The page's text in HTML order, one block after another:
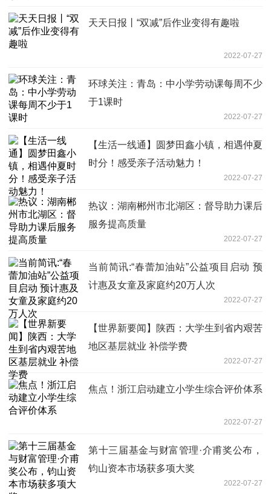
天天日报丨“双减”后作业变得有趣啦
2022-07-27
环球关注：青岛：中小学劳动课每周不少
于1课时
2022-07-27
【生活一线通】圆梦田鑫小镇，相遇仲夏
时分！感受亲子活动魅力！
2022-07-27
热议：湖南郴州市北湖区：督导助力课后
服务提高质量
2022-07-27
当前简讯:“春蕾加油站”公益项目启动 预
计惠及女童及家庭约20万人次
2022-07-27
【世界新要闻】​陕西：大学生到省内艰苦
地区基层就业 补偿学费
2022-07-27
焦点！浙江启动建立小学生综合评价体系
2022-07-27
第十三届基金与财富管理·介甫奖公布，
钧山资本市场获多项大奖
2022-07-27